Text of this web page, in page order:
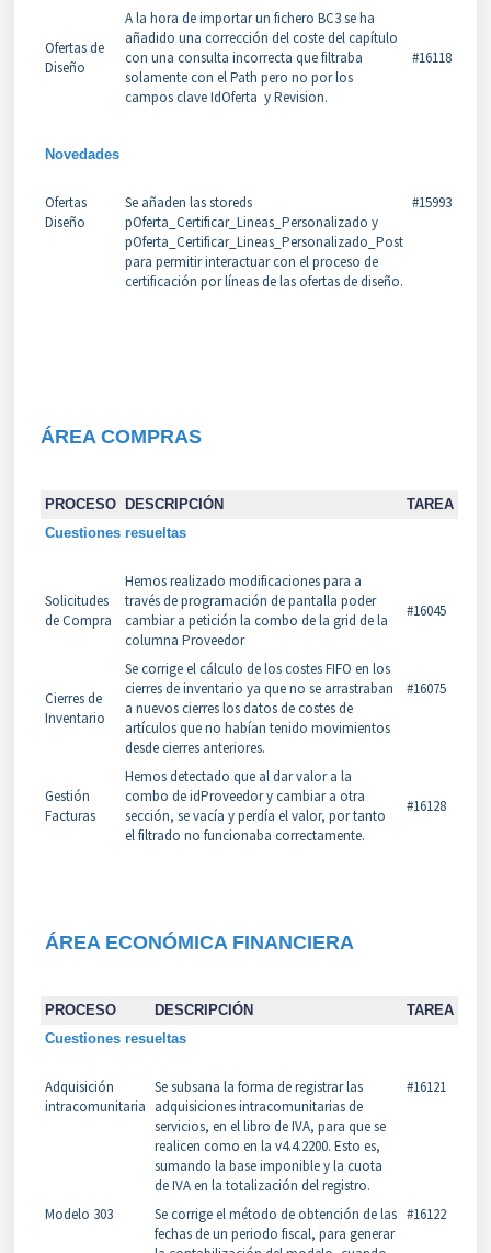
Ofertas de
Diseño
A la hora de importar un fichero BC3 se ha
añadido una corrección del coste del capítulo
con una consulta incorrecta que filtraba
solamente con el Path pero no por los
campos clave IdOferta y Revision.
#16118
Novedades
Ofertas
Diseño
Se añaden las storeds
pOferta_Certificar_Lineas_Personalizado y
pOferta_Certificar_Lineas_Personalizado_Post
para permitir interactuar con el proceso de
certificación por líneas de las ofertas de diseño.
#15993
ÁREA COMPRAS
PROCESO DESCRIPCIÓN
TAREA
Cuestiones resueltas
Solicitudes
de Compra
Hemos realizado modificaciones para a
través de programación de pantalla poder
cambiar a petición la combo de la grid de la
columna Proveedor
#16045
Cierres de
Inventario
Se corrige el cálculo de los costes FIFO en los
cierres de inventario ya que no se arrastraban
a nuevos cierres los datos de costes de
artículos que no habían tenido movimientos
desde cierres anteriores.
#16075
Gestión
Facturas
Hemos detectado que al dar valor a la
combo de idProveedor y cambiar a otra
sección, se vacía y perdía el valor, por tanto
el filtrado no funcionaba correctamente.
#16128
ÁREA ECONÓMICA FINANCIERA
PROCESO DESCRIPCIÓN
TAREA
Cuestiones resueltas
Adquisición
intracomunitaria
Se subsana la forma de registrar las
adquisiciones intracomunitarias de
servicios, en el libro de IVA, para que se
realicen como en la v4.4.2200. Esto es,
sumando la base imponible y la cuota
de IVA en la totalización del registro.
#16121
Modelo 303
Se corrige el método de obtención de las
fechas de un periodo fiscal, para generar
#16122